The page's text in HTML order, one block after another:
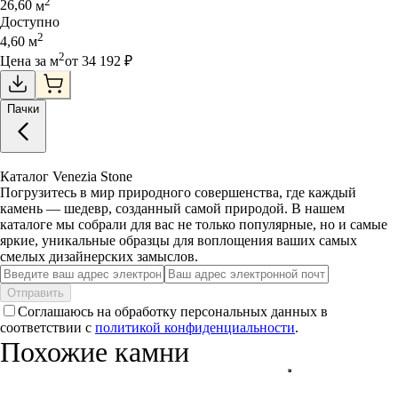
26,60 м
Доступно
4,60 м2
Цена за м2от 34 192 ₽
Пачки
Каталог Venezia Stone
Погрузитесь в мир природного совершенства, где каждый
камень — шедевр, созданный самой природой. В нашем
каталоге мы собрали для вас не только популярные, но и самые
яркие, уникальные образцы для воплощения ваших самых
смелых дизайнерских замыслов.
Отправить
Соглашаюсь на обработку персональных данных в
соответствии с политикой конфиденциальности.
Похожие камни